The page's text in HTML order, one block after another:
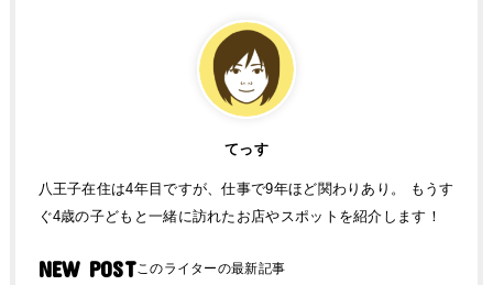
てっす
八王子在住は4年目ですが、仕事で9年ほど関わりあり。 もうす
ぐ4歳の子どもと一緒に訪れたお店やスポットを紹介します！
NEW POST